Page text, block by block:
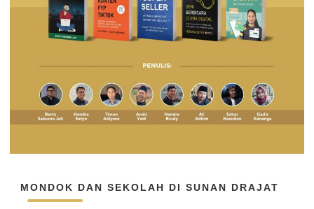
MONDOK DAN SEKOLAH DI SUNAN DRAJAT